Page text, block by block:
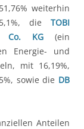
weiterhin
dieTOBI
Co. KG (ein
Energie- und
mit 16,19%,
sowie die DB
Anteilen